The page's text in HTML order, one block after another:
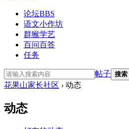
论坛BBS
语文小作坊
群猴学艺
百问百答
任务
帖子 搜索
花果山家长社区 › 动态
动态